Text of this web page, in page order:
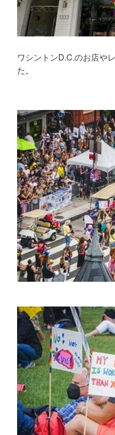
ワシントンD.C.のお店や
た。